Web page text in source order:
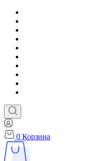
0 Корзина